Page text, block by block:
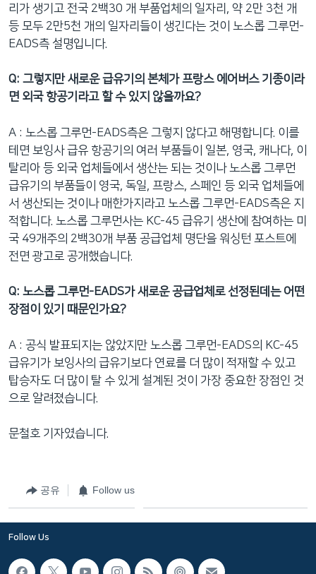
리가 생기고 전국 2백30 개 부품업체의 일자리, 약 2만 3천 개
등 모두 2만5천 개의 일자리들이 생긴다는 것이 노스롭 그루먼-
EADS측 설명입니다.
Q: 그렇지만 새로운 급유기의 본체가 프랑스 에어버스 기종이라
면 외국 항공기라고 할 수 있지 않을까요?
A : 노스롭 그루먼-EADS측은 그렇지 않다고 해명합니다. 이를
테면 보잉사 급유 항공기의 여러 부품들이 일본, 영국, 캐나다, 이
탈리아 등 외국 업체들에서 생산는 되는 것이나 노스롭 그루먼
급유기의 부품들이 영국, 독일, 프랑스, 스페인 등 외국 업체들에
서 생산되는 것이나 매한가지라고 노스롭 그루먼-EADS측은 지
적합니다. 노스롭 그루먼사는 KC-45 급유기 생산에 참여하는 미
국 49개주의 2백30개 부품 공급업체 명단을 워싱턴 포스트에
전면 광고로 공개했습니다.
Q: 노스롭 그루먼-EADS가 새로운 공급업체로 선정된데는 어떤
장점이 있기 때문인가요?
A : 공식 발표되지는 않았지만 노스롭 그루먼-EADS의 KC-45
급유기가 보잉사의 급유기보다 연료를 더 많이 적재할 수 있고
탑승자도 더 많이 탈 수 있게 설계된 것이 가장 중요한 장점인 것
으로 알려졌습니다.
문철호 기자였습니다.
공유 Follow us
Follow Us